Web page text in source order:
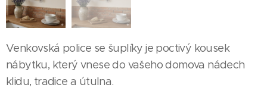
Venkovská police se šuplíky je poctivý kousek
nábytku, který vnese do vašeho domova nádech
klidu, tradice a útulna.